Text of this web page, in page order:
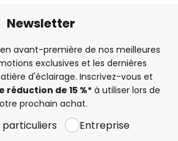
Newsletter
avant-première de nos meilleures
exclusives et les dernières
d'éclairage. Inscrivez-vous et
réduction de 15 %*à utiliser lors de
prochain achat.
particuliers Entreprise